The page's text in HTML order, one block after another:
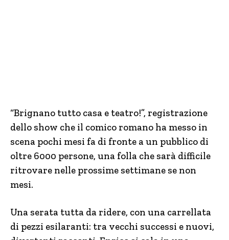
“Brignano tutto casa e teatro!”, registrazione
dello show che il comico romano ha messo in
scena pochi mesi fa di fronte a un pubblico di
oltre 6000 persone, una folla che sarà difficile
ritrovare nelle prossime settimane se non
mesi.
Una serata tutta da ridere, con una carrellata
di pezzi esilaranti: tra vecchi successi e nuovi,